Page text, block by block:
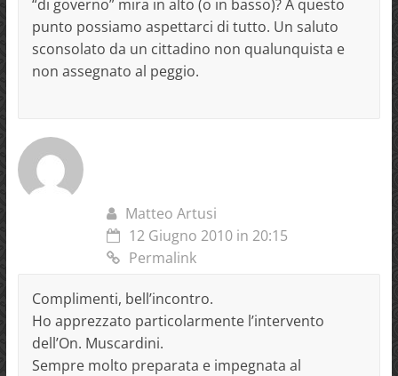
“di governo” mira in alto (o in basso)? A questo
punto possiamo aspettarci di tutto. Un saluto
sconsolato da un cittadino non qualunquista e
non assegnato al peggio.
Matteo Artusi
12 Giugno 2010 in 20:15
Permalink
Complimenti, bell’incontro.
Ho apprezzato particolarmente l’intervento
dell’On. Muscardini.
Sempre molto preparata e impegnata al